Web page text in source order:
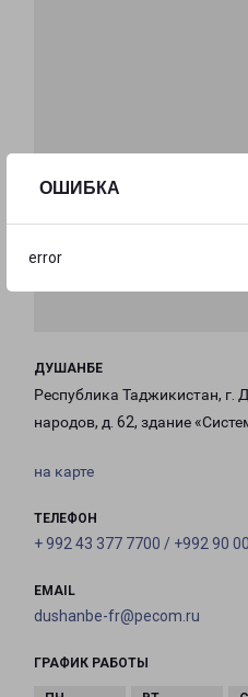
ОШИБКА
error
ДУШАНБЕ
Республика Таджикистан, г.
народов, д. 62, здание
на карте
ТЕЛЕФОН
+ 992 43 377 7700 / +992 90
EMAIL
dushanbe-fr@pecom.ru
ГРАФИК РАБОТЫ